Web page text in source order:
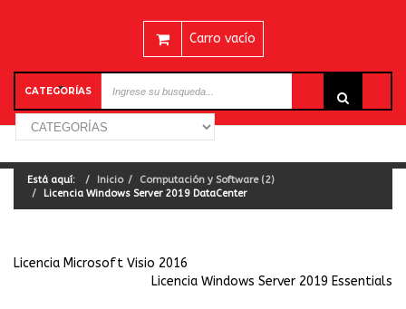
Carro vacío
CATEGORÍAS
Está aquí: Inicio
Computación y Software (2)
Licencia Windows Server 2019 DataCenter
Licencia Microsoft Visio 2016
Licencia Windows Server 2019 Essentials